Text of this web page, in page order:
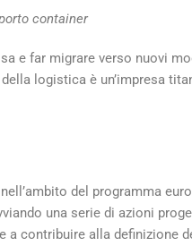
container
e far migrare verso nuovi
logistica è un’impresa
del programma
una serie di azioni
a contribuire alla definizione